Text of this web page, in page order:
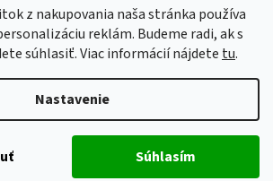
z nakupovania naša stránka používa
reklám. Budeme radi, ak s
súhlasiť. Viac informácií nájdete tu.
Nastavenie
Súhlasím